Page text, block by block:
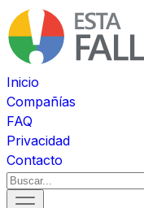
Inicio
Compañías
FAQ
Privacidad
Contacto